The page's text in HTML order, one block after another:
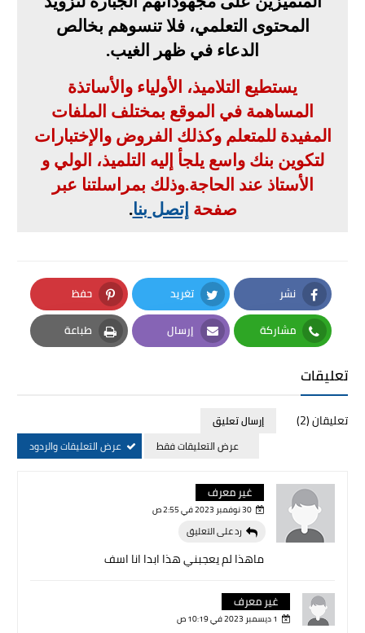
المحتوى التعلمي، فلا تنسوهم بخالص
الدعاء في ظهر الغيب.
يستطيع التلاميذ، الأولياء والأساتذة
المساهمة في الموقع بمختلف الملفات
المفيدة للمتعلم وكذلك الفروض والإختبارات
لتكوين بنك واسع يلجأ إليه التلميذ، الولي و
الأستاذ عند الحاجة.وذلك بمراسلتنا عبر
صفحة إتصل بنا.
نشر
Facebook
تغريد
Twitter
حفظ
Pinterest
مشاركة
Whatsapp
إرسال
Email
طباعة
Print
تعليقات
تعليقان (2)
إرسال تعليق
عرض التعليقات فقط
عرض التعليقات والردود
غير معرف
30 نوفمبر 2023 في 2:55 ص
ماهذا لم يعجبني هذا ابدا انا اسف
رد على التعليق
غير معرف
1 ديسمبر 2023 في 10:19 ص